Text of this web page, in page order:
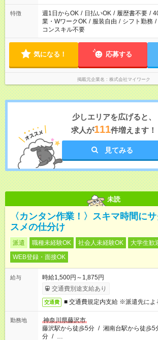
特徴 週1日からOK / 日払いOK / 履歴書不要 /
業・WワークOK / 服装自由 / シフト勤務 /
コンスキル不要
気になる！ 応募する
掲載元企業名 株式会社マイワーク
少しエリアを広げると、
求人が111件増えます！
見てみる
未読
〈カンタン作業！〉スキマ時間に
スメの仕分け
派遣 職種未経験OK 社会人未経験OK 大学生歓
WEB登録・面接OK
給与
時給1,500円～1,875円
交通費別途支給あり
交通費 ■ 交通費規定内支給 ※派遣先によ
勤務地
神奈川県藤沢市
藤沢駅から徒歩5分 / 湘南台駅から徒歩5
分 / …